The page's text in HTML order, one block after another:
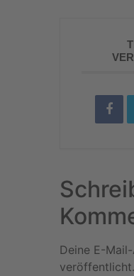
Deine E-
veröffentlicht.